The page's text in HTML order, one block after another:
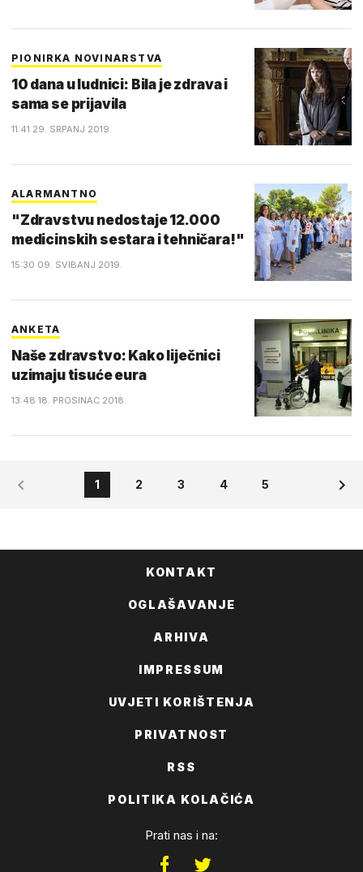
PIONIRKA NOVINARSTVA
10 dana u ludnici: Bila je zdrava i
sama se prijavila
11:41 29. SRPANJ 2019.
ALARMANTNO
"Zdravstvu nedostaje 12.000
medicinskih sestara i tehničara!"
15:30 09. SVIBANJ 2019.
ANKETA
Naše zdravstvo: Kako liječnici
uzimaju tisuće eura
13:48 18. PROSINAC 2018.
1 2 3 4 5
KONTAKT
OGLAŠAVANJE
ARHIVA
IMPRESSUM
UVJETI KORIŠTENJA
PRIVATNOST
RSS
POLITIKA KOLAČIĆA
Prati nas i na: